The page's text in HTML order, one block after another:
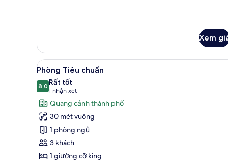
(Triomphe)
Xem
Xem
tất
cả
ảnh
Phòng
Tiêu
chuẩn
Bộ đồ giường cao cấp,
7
Phòng Tiêu chuẩn
8,08,0 trên 10
Rất tốt
1 nhận xét
(1
nhận
xét)
Quang cảnh thành phố
30 mét vuông
1 phòng ngủ
3 khách
1 giường cỡ king